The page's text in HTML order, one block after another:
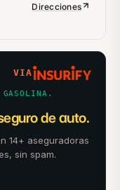
Direcciones
VIA
de auto.
14+ aseguradoras
sin spam.